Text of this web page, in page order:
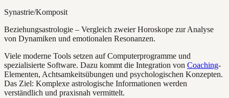
Synastrie/Komposit
Beziehungsastrologie – Vergleich zweier Horoskope zur Analyse
von Dynamiken und emotionalen Resonanzen.
Viele moderne Tools setzen auf Computerprogramme und
spezialisierte Software. Dazu kommt die Integration von Coaching-
Elementen, Achtsamkeitsübungen und psychologischen Konzepten.
Das Ziel: Komplexe astrologische Informationen werden
verständlich und praxisnah vermittelt.